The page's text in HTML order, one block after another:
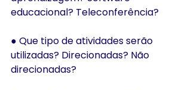
educacional? Teleconferência?
● Que tipo de atividades serão
utilizadas? Direcionadas? Não
direcionadas?